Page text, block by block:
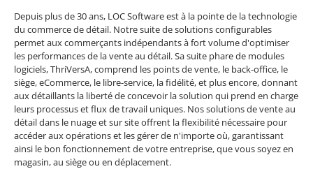
Depuis plus de 30 ans, LOC Software est à la pointe de la technologie
du commerce de détail. Notre suite de solutions configurables
permet aux commerçants indépendants à fort volume d'optimiser
les performances de la vente au détail. Sa suite phare de modules
logiciels, ThriVersA, comprend les points de vente, le back-office, le
siège, eCommerce, le libre-service, la fidélité, et plus encore, donnant
aux détaillants la liberté de concevoir la solution qui prend en charge
leurs processus et flux de travail uniques. Nos solutions de vente au
détail dans le nuage et sur site offrent la flexibilité nécessaire pour
accéder aux opérations et les gérer de n'importe où, garantissant
ainsi le bon fonctionnement de votre entreprise, que vous soyez en
magasin, au siège ou en déplacement.